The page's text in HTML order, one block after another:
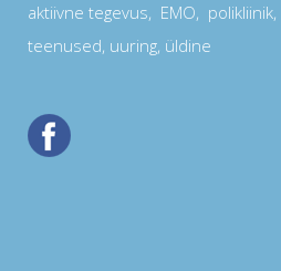
aktiivne tegevus, EMO, polikliinik,
teenused, uuring, üldine